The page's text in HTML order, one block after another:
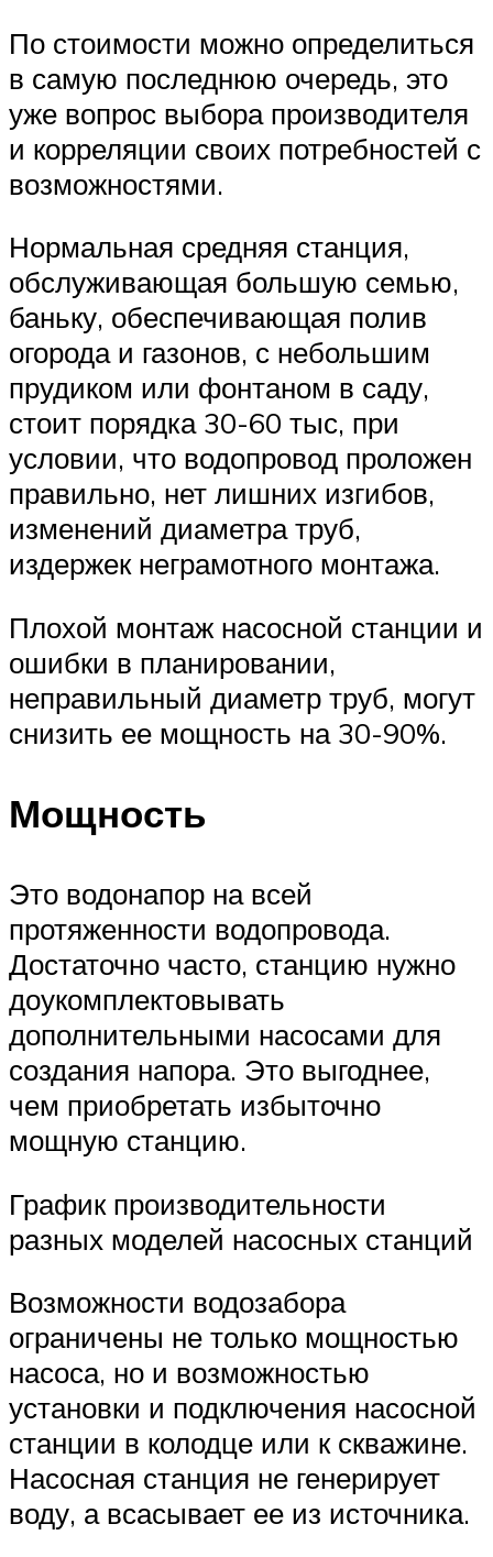
По стоимости можно определиться
в самую последнюю очередь, это
уже вопрос выбора производителя
и корреляции своих потребностей с
возможностями.
Нормальная средняя станция,
обслуживающая большую семью,
баньку, обеспечивающая полив
огорода и газонов, с небольшим
прудиком или фонтаном в саду,
стоит порядка 30-60 тыс, при
условии, что водопровод проложен
правильно, нет лишних изгибов,
изменений диаметра труб,
издержек неграмотного монтажа.
Плохой монтаж насосной станции и
ошибки в планировании,
неправильный диаметр труб, могут
снизить ее мощность на 30-90%.
Мощность
Это водонапор на всей
протяженности водопровода.
Достаточно часто, станцию нужно
доукомплектовывать
дополнительными насосами для
создания напора. Это выгоднее,
чем приобретать избыточно
мощную станцию.
График производительности
разных моделей насосных станций
Возможности водозабора
ограничены не только мощностью
насоса, но и возможностью
установки и подключения насосной
станции в колодце или к скважине.
Насосная станция не генерирует
воду, а всасывает ее из источника.